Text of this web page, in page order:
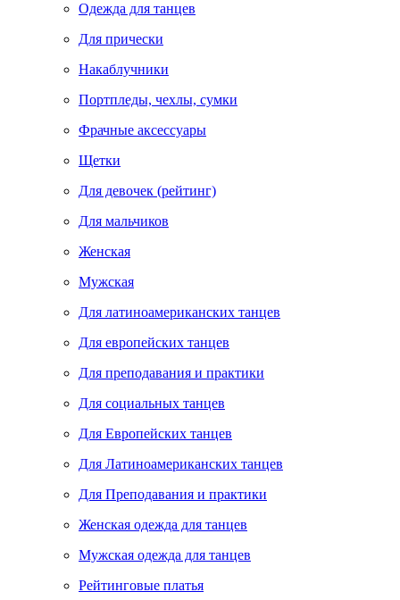
Одежда для танцев
Для прически
Накаблучники
Портпледы, чехлы, сумки
Фрачные аксессуары
Щетки
Для девочек (рейтинг)
Для мальчиков
Женская
Мужская
Для латиноамериканских танцев
Для европейских танцев
Для преподавания и практики
Для социальных танцев
Для Европейских танцев
Для Латиноамериканских танцев
Для Преподавания и практики
Женская одежда для танцев
Мужская одежда для танцев
Рейтинговые платья